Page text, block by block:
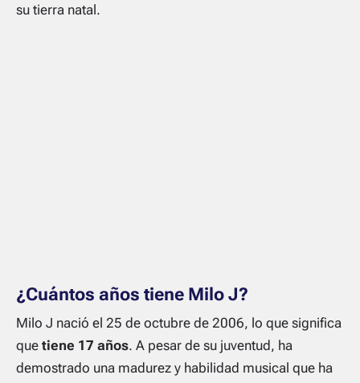
su tierra natal.
¿Cuántos años tiene Milo J?
Milo J nació el 25 de octubre de 2006, lo que significa
que tiene 17 años. A pesar de su juventud, ha
demostrado una madurez y habilidad musical que ha